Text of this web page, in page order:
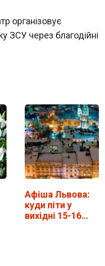
організовує
ЗСУ через благодійні
Афіша Львова:
куди піти у
вихідні 15-16